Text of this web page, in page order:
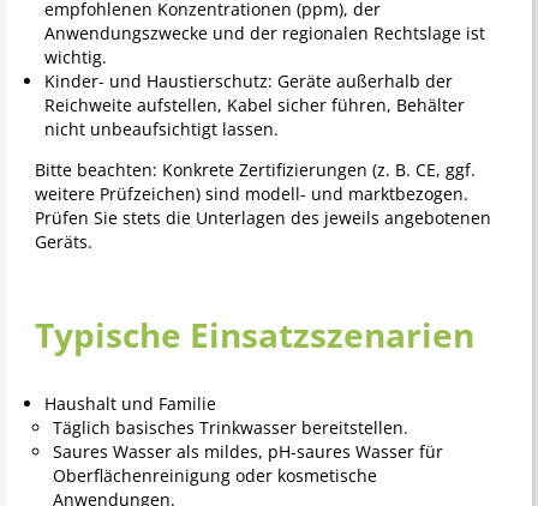
empfohlenen Konzentrationen (ppm), der
Anwendungszwecke und der regionalen Rechtslage ist
wichtig.
Kinder- und Haustierschutz: Geräte außerhalb der
Reichweite aufstellen, Kabel sicher führen, Behälter
nicht unbeaufsichtigt lassen.
Bitte beachten: Konkrete Zertifizierungen (z. B. CE, ggf.
weitere Prüfzeichen) sind modell- und marktbezogen.
Prüfen Sie stets die Unterlagen des jeweils angebotenen
Geräts.
Typische Einsatzszenarien
Haushalt und Familie
Täglich basisches Trinkwasser bereitstellen.
Saures Wasser als mildes, pH-saures Wasser für
Oberflächenreinigung oder kosmetische
Anwendungen.